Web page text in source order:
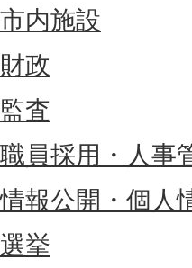
市内施設
財政
監査
職員採用・人事
情報公開・個人
選挙